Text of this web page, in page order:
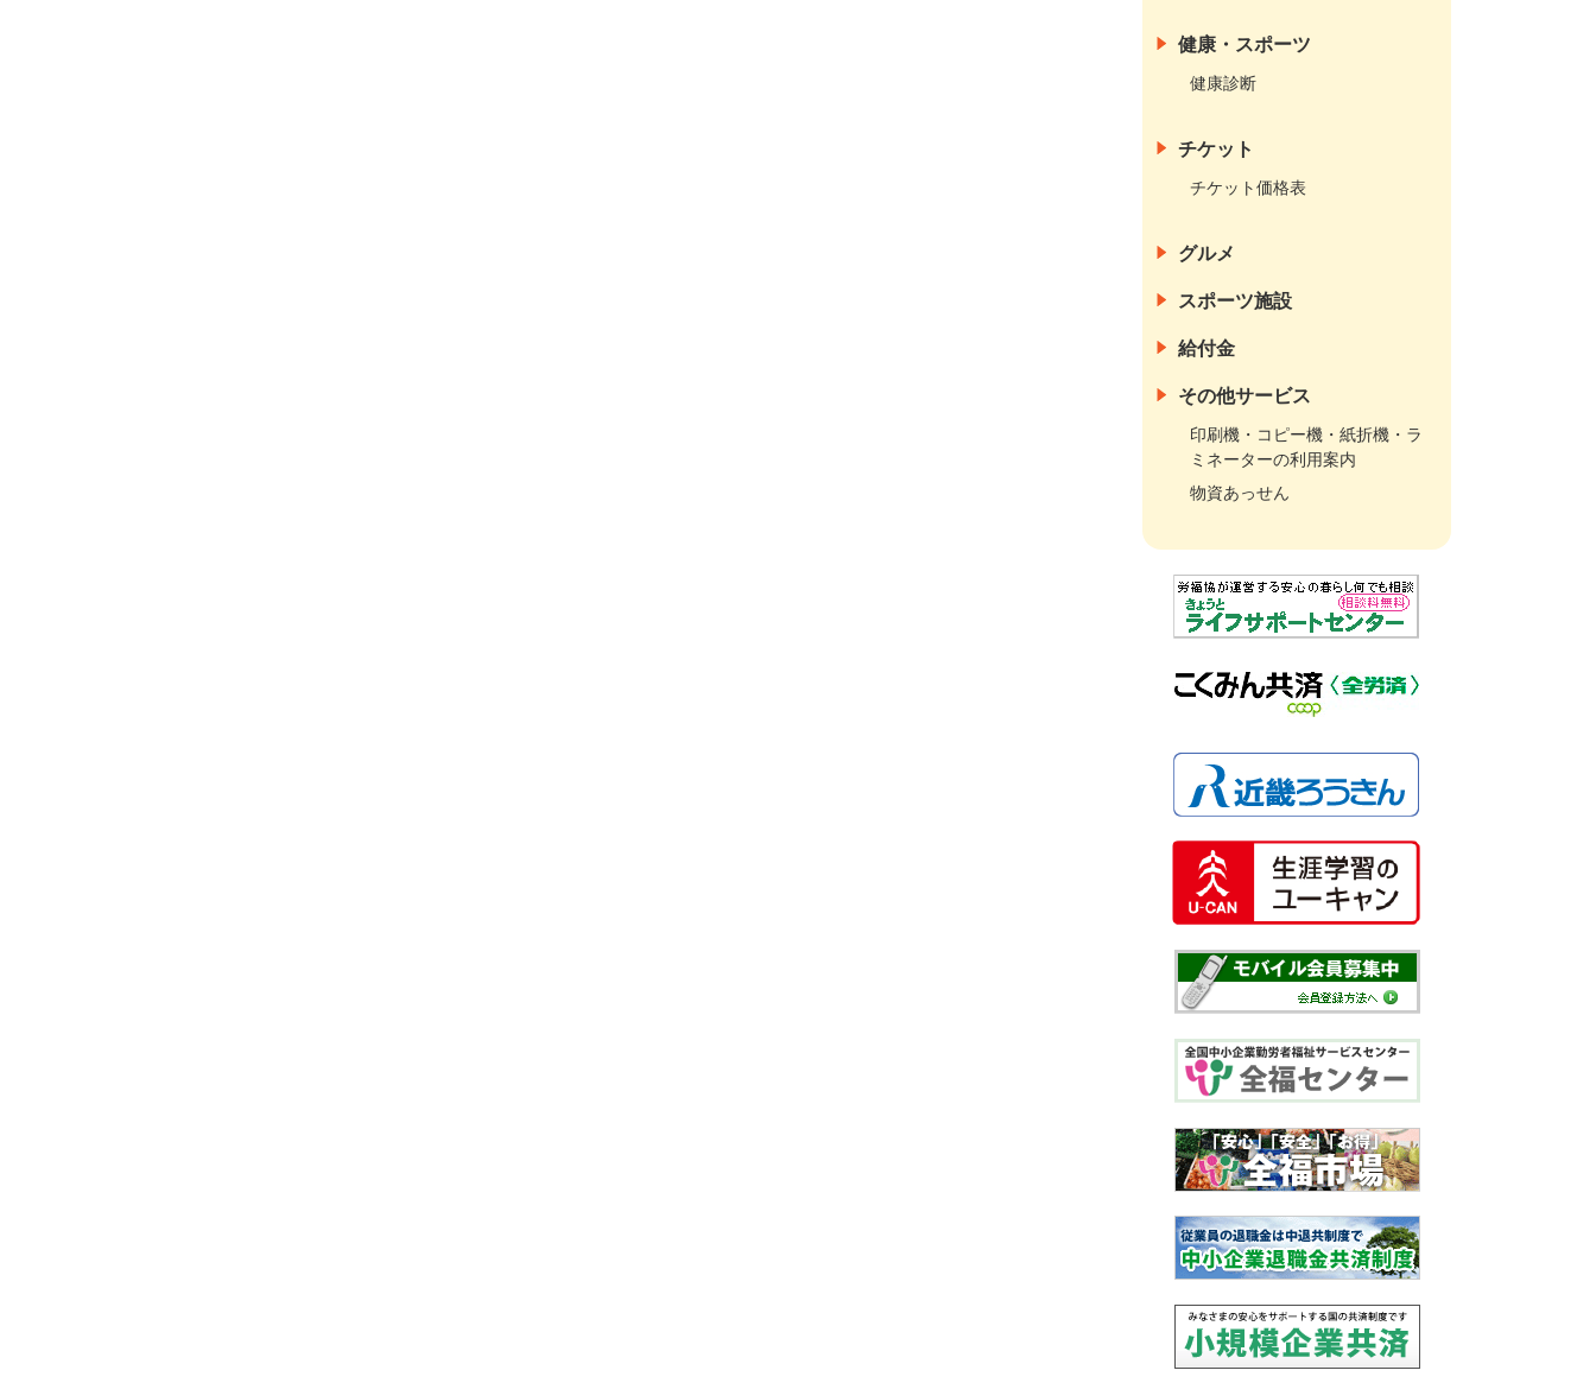
健康・スポーツ
健康診断
チケット
チケット価格表
グルメ
スポーツ施設
給付金
その他サービス
印刷機・コピー機・紙折機・ラ
ミネーターの利用案内
物資あっせん